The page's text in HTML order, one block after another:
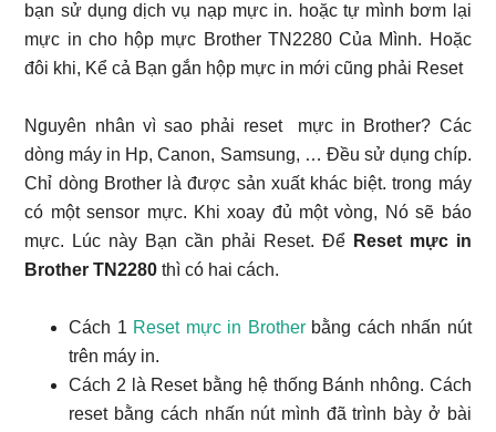
bạn sử dụng dịch vụ nạp mực in. hoặc tự mình bơm lại
mực in cho hộp mực Brother TN2280 Của Mình. Hoặc
đôi khi, Kể cả Bạn gắn hộp mực in mới cũng phải Reset
Nguyên nhân vì sao phải reset mực in Brother? Các
dòng máy in Hp, Canon, Samsung, … Đều sử dụng chíp.
Chỉ dòng Brother là được sản xuất khác biệt. trong máy
có một sensor mực. Khi xoay đủ một vòng, Nó sẽ báo
mực. Lúc này Bạn cần phải Reset. Để Reset mực in
Brother TN2280 thì có hai cách.
Cách 1 Reset mực in Brotherbằng cách nhấn nút
trên máy in.
Cách 2 là Reset bằng hệ thống Bánh nhông. Cách
reset bằng cách nhấn nút mình đã trình bày ở bài